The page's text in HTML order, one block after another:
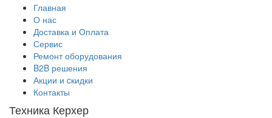
Главная
О нас
Доставка и Оплата
Сервис
Ремонт оборудования
B2B решения
Акции и cкидки
Контакты
Техника Керхер